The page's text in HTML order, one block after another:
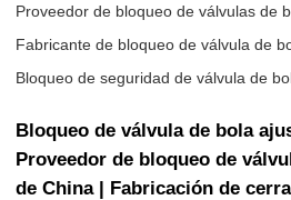
Proveedor de bloqueo de válvulas de
Fabricante de bloqueo de válvula de
Bloqueo de seguridad de válvula de
Bloqueo de válvula de bola
Proveedor de bloqueo de
de China | Fabricación de